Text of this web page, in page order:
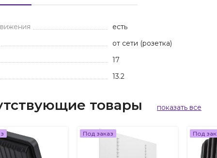
есть
от сети (розетка)
17
13.2
товары показать все
Под заказ Под